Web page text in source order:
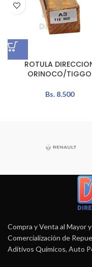
ROTULA
ORINOCO/TIGGO
Bs.8.500
Compra y Venta al Mayor
Comercialización de
Aditivos Químicos, Auto